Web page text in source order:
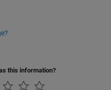
this information?